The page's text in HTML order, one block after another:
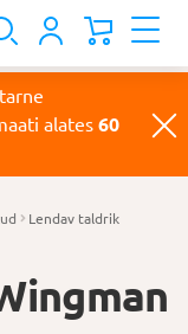
tarne
alates 60
Lendav taldrik